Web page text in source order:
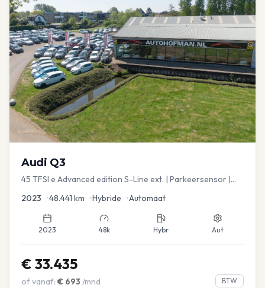
Audi Q3
45 TFSI e Advanced edition S-Line ext. | Parkeersensor |
2023 •48.441 km •Hybride •Automaat
2023 48k Hybr Aut
€ 33.435
of vanaf: € 693 /mnd BTW